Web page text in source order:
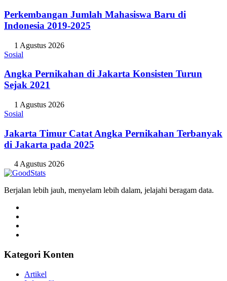
Perkembangan Jumlah Mahasiswa Baru di
Indonesia 2019-2025
1 Agustus 2026
Sosial
Angka Pernikahan di Jakarta Konsisten Turun
Sejak 2021
1 Agustus 2026
Sosial
Jakarta Timur Catat Angka Pernikahan Terbanyak
di Jakarta pada 2025
4 Agustus 2026
Berjalan lebih jauh, menyelam lebih dalam, jelajahi beragam data.
Kategori Konten
Artikel